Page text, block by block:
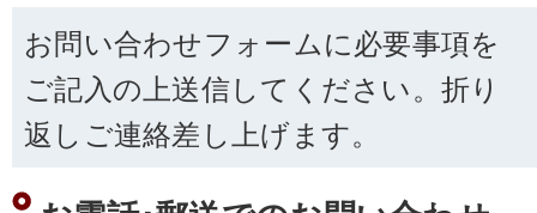
お問い合わせフォームに必要事項を
ご記入の上送信してください。折り
返しご連絡差し上げます。